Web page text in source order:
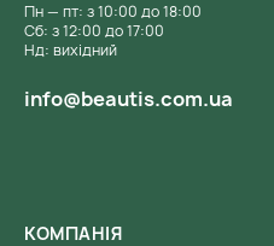
КОМПАНІЯ
Пн — пт: з 10:00 до 18:00
Сб: з 12:00 до 17:00
Нд: вихідний
info@beautis.com.ua